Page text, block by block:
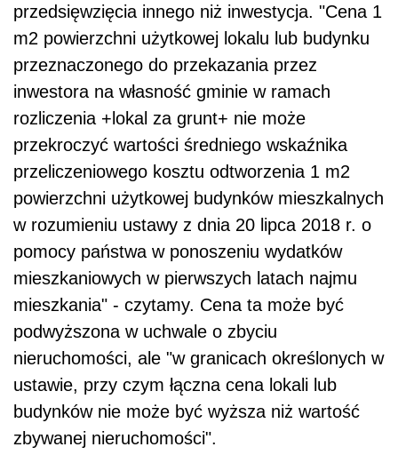
przedsięwzięcia innego niż inwestycja. "Cena 1
m2 powierzchni użytkowej lokalu lub budynku
przeznaczonego do przekazania przez
inwestora na własność gminie w ramach
rozliczenia +lokal za grunt+ nie może
przekroczyć wartości średniego wskaźnika
przeliczeniowego kosztu odtworzenia 1 m2
powierzchni użytkowej budynków mieszkalnych
w rozumieniu ustawy z dnia 20 lipca 2018 r. o
pomocy państwa w ponoszeniu wydatków
mieszkaniowych w pierwszych latach najmu
mieszkania" - czytamy. Cena ta może być
podwyższona w uchwale o zbyciu
nieruchomości, ale "w granicach określonych w
ustawie, przy czym łączna cena lokali lub
budynków nie może być wyższa niż wartość
zbywanej nieruchomości".